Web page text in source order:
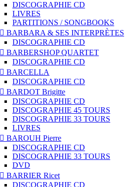
DISCOGRAPHIE CD
LIVRES
PARTITIONS / SONGBOOKS
 BARBARA & SES INTERPRÈTES
DISCOGRAPHIE CD
 BARBERSHOP QUARTET
DISCOGRAPHIE CD
 BARCELLA
DISCOGRAPHIE CD
 BARDOT Brigitte
DISCOGRAPHIE CD
DISCOGRAPHIE 45 TOURS
DISCOGRAPHIE 33 TOURS
LIVRES
 BAROUH Pierre
DISCOGRAPHIE CD
DISCOGRAPHIE 33 TOURS
DVD
 BARRIER Ricet
DISCOGRAPHIE CD